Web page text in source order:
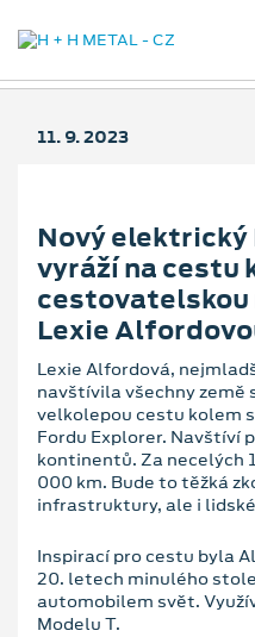
11. 9. 2023
Nový elektrický
vyráží na cestu
cestovatelskou
Lexie
Lexie Alfordová,
navštívila všechny země
velkolepou cestu kolem
Fordu Explorer. Navštíví
kontinentů. Za necelých
000 km. Bude to těžká
infrastruktury, ale i
Inspirací pro cestu byla
20. letech minulého
automobilem svět.
Modelu T.